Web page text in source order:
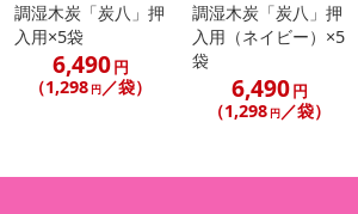
こちらの情報は 2026年07月09日 時点での情報となります。
調湿木炭「炭八」押
入用×5袋
6,490円
（1,298 円／袋）
調湿木炭「炭八」押
入用（ネイビー）×5
袋
6,490円
（1,298 円／袋）